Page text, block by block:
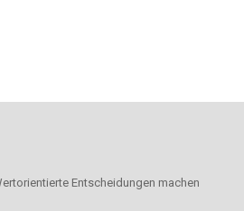
Entscheidungen machen